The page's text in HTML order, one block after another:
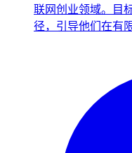
联网创业领域。目
径，引导他们在有